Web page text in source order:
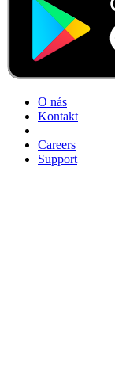
O nás
Kontakt
Careers
Support